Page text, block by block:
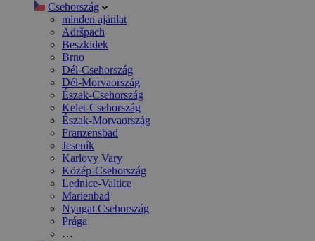
Csehország
minden ajánlat
Adršpach
Beszkidek
Brno
Dél-Csehország
Dél-Morvaország
Észak-Csehország
Kelet-Csehország
Észak-Morvaország
Franzensbad
Jeseník
Karlovy Vary
Közép-Csehország
Lednice-Valtice
Marienbad
Nyugat Csehország
Prága
…